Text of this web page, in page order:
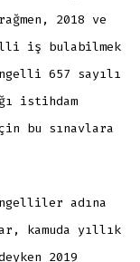
2018 ve
iş bulabilmek
657 sayılı
istihdam
bu sınavlara
adına
kamuda yıllık
2019